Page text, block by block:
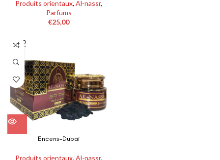
Produits orientaux, Al-nassr,
Parfums
€25,00
SOLD
OUT
Encens-Dubaï
Produits orientaux, Al-nassr,